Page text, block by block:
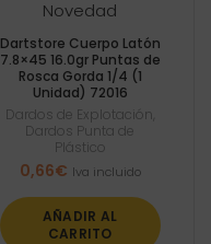
Novedad
Dartstore Cuerpo Latón
7.8×45 16.0gr Puntas de
Rosca Gorda 1/4 (1
Unidad) 72016
Dardos de Explotación
Dardos Punta de
Plástico
0,66€ Iva incluido
AÑADIR AL
CARRITO